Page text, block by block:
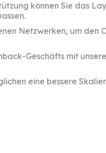
können Sie das
Netzwerken, um den
Geschäfts mit
eine bessere